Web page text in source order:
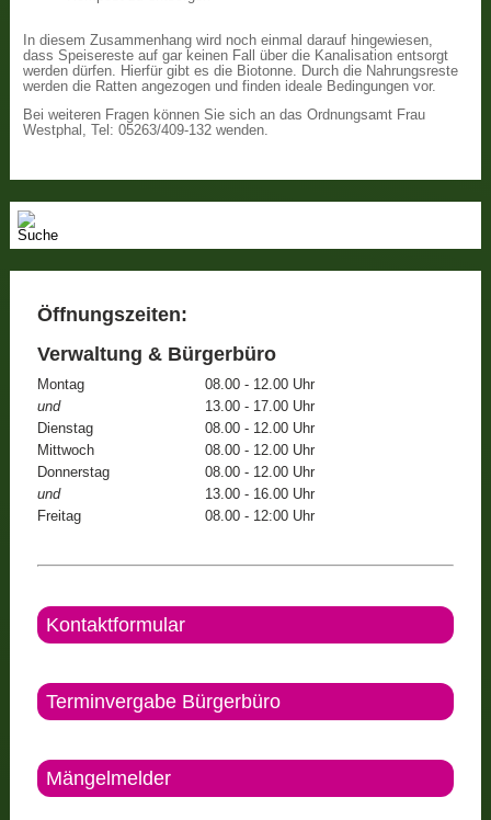
In diesem Zusammenhang wird noch einmal darauf hingewiesen,
dass Speisereste auf gar keinen Fall über die Kanalisation entsorgt
werden dürfen. Hierfür gibt es die Biotonne. Durch die Nahrungsreste
werden die Ratten angezogen und finden ideale Bedingungen vor.
Bei weiteren Fragen können Sie sich an das Ordnungsamt Frau
Westphal, Tel: 05263/409-132 wenden.
Öffnungszeiten:
Verwaltung & Bürgerbüro
Montag
08.00 - 12.00 Uhr
und
13.00 - 17.00 Uhr
Dienstag
08.00 - 12.00 Uhr
Mittwoch
08.00 - 12.00 Uhr
Donnerstag
08.00 - 12.00 Uhr
und
13.00 - 16.00 Uhr
Freitag
08.00 - 12:00 Uhr
Kontaktformular
Terminvergabe Bürgerbüro
Mängelmelder